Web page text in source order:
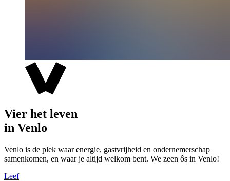
Vier het leven
in Venlo
Venlo is de plek waar energie, gastvrijheid en ondernemerschap
samenkomen, en waar je altijd welkom bent. We zeen ôs in Venlo!
Leef